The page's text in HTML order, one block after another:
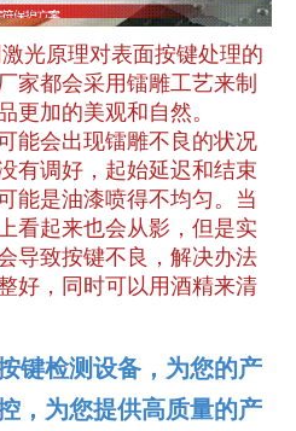
光原理对表面按键处理的
家都会采用镭雕工艺来制
更加的美观和自然。
能会出现镭雕不良的状况
有调好，起始延迟和结束
能是油漆喷得不均匀。当
看起来也会从影，但是实
导致按键不良，解决办法
好，同时可以用酒精来清
键检测设备，为您的产
，为您提供高质量的产